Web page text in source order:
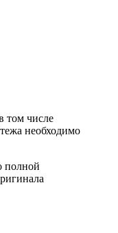
том числе
необходимо
полной